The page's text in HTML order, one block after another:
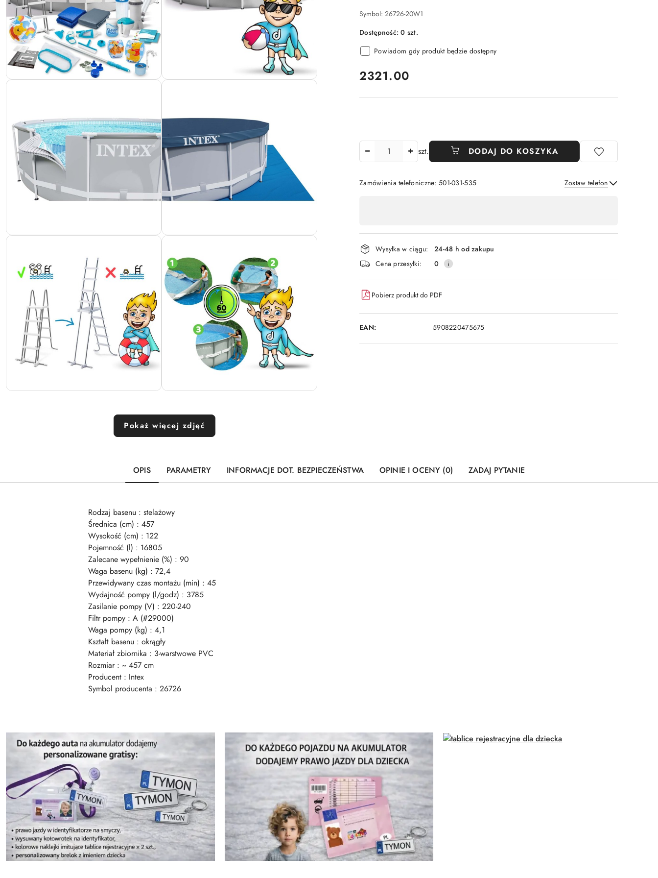
Pokaż więcej zdjęć
Symbol: 26726-20W1
Dostępność:0 szt.
Powiadom gdy produkt będzie dostępny
cena:
2321.00
szt. DODAJ DO KOSZYKA
Zamówienia telefoniczne: 501-031-535 Zostaw telefon
płatność
i
dostawa
Wysyłka w ciągu:
24-48 h od zakupu
Cena przesyłki:
0
Pobierz produkt do PDF
EAN: 5908220475675
OPIS PARAMETRY INFORMACJE DOT. BEZPIECZEŃSTWA OPINIE I OCENY (0) ZADAJ PYTANIE
Rodzaj basenu : stelażowy
Średnica (cm) : 457
Wysokość (cm) : 122
Pojemność (l) : 16805
Zalecane wypełnienie (%) : 90
Waga basenu (kg) : 72,4
Przewidywany czas montażu (min) : 45
Wydajność pompy (l/godz) : 3785
Zasilanie pompy (V) : 220-240
Filtr pompy : A (#29000)
Waga pompy (kg) : 4,1
Kształt basenu : okrągły
Materiał zbiornika : 3-warstwowe PVC
Rozmiar : ~ 457 cm
Producent : Intex
Symbol producenta : 26726